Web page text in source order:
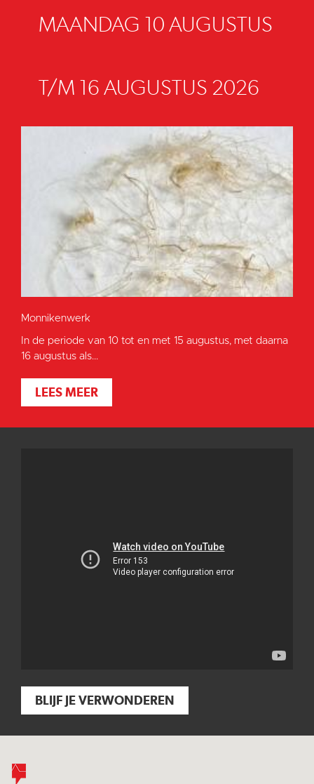
MAANDAG 10 AUGUSTUS
T/M 16 AUGUSTUS 2026
Monnikenwerk
In de periode van 10 tot en met 15 augustus, met daarna
16 augustus als...
LEES MEER
BLIJF JE VERWONDEREN